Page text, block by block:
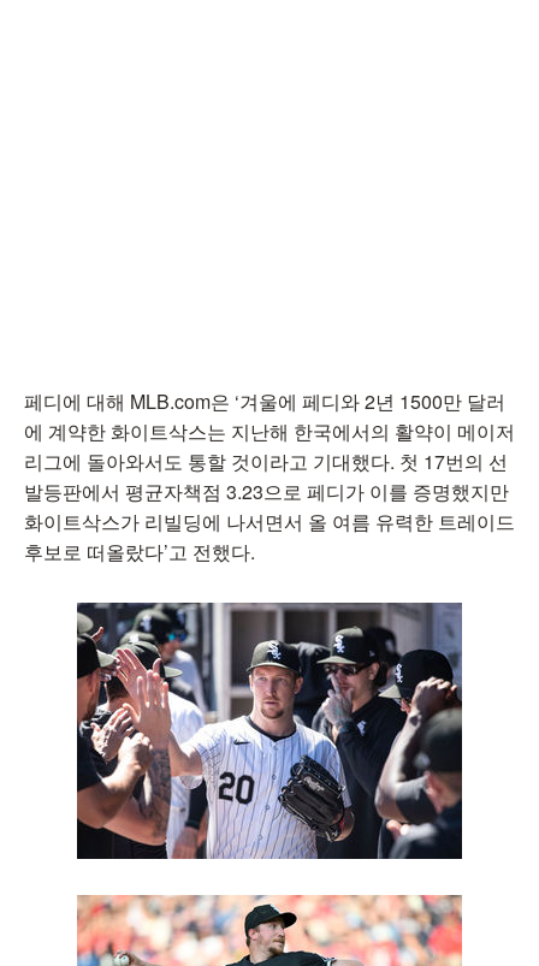
페디에 대해 MLB.com은 ‘겨울에 페디와 2년 1500만 달러
에 계약한 화이트삭스는 지난해 한국에서의 활약이 메이저
리그에 돌아와서도 통할 것이라고 기대했다. 첫 17번의 선
발등판에서 평균자책점 3.23으로 페디가 이를 증명했지만
화이트삭스가 리빌딩에 나서면서 올 여름 유력한 트레이드
후보로 떠올랐다’고 전했다.